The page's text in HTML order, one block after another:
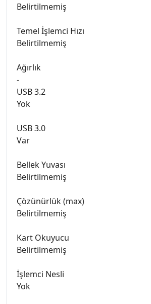
Belirtilmemiş
Temel İşlemci Hızı
Belirtilmemiş
Ağırlık
-
USB 3.2
Yok
USB 3.0
Var
Bellek Yuvası
Belirtilmemiş
Çözünürlük (max)
Belirtilmemiş
Kart Okuyucu
Belirtilmemiş
İşlemci Nesli
Yok